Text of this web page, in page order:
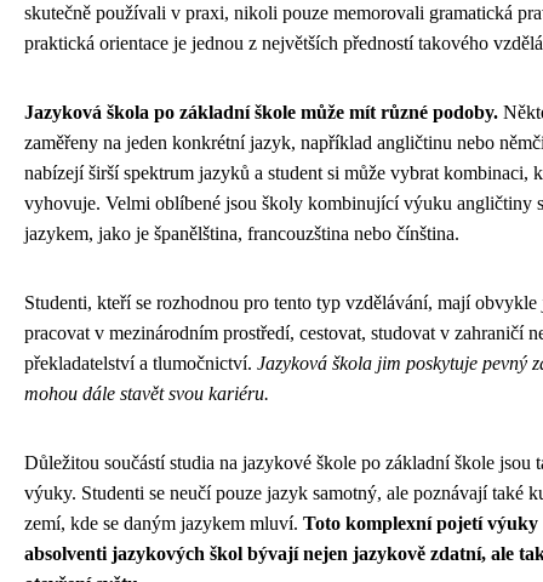
skutečně používali v praxi, nikoli pouze memorovali gramatická
praktická orientace je jednou z největších předností takového
Jazyková škola po základní škole může mít různé podoby.
zaměřeny na jeden konkrétní jazyk, například angličtinu nebo
nabízejí širší spektrum jazyků a student si může vybrat kombinaci,
vyhovuje. Velmi oblíbené jsou školy kombinující výuku angličtiny
jazykem, jako je španělština, francouzština nebo čínština.
Studenti, kteří se rozhodnou pro tento typ vzdělávání, mají
pracovat v mezinárodním prostředí, cestovat, studovat v zahraničí
překladatelství a tlumočnictví. Jazyková škola jim poskytuje pevný
mohou dále stavět svou kariéru.
Důležitou součástí studia na jazykové škole po základní škole jsou
výuky. Studenti se neučí pouze jazyk samotný, ale poznávají také
zemí, kde se daným jazykem mluví. Toto komplexní pojetí výuky
absolventi jazykových škol bývají nejen jazykově zdatní, ale